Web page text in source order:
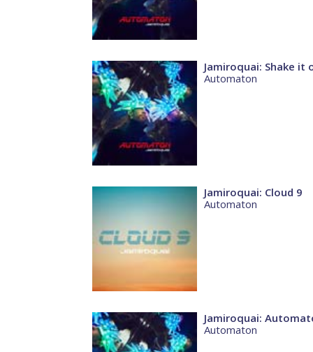
Jamiroquai: Shake it
Automaton
Jamiroquai: Cloud 9
Automaton
Jamiroquai:
Automaton